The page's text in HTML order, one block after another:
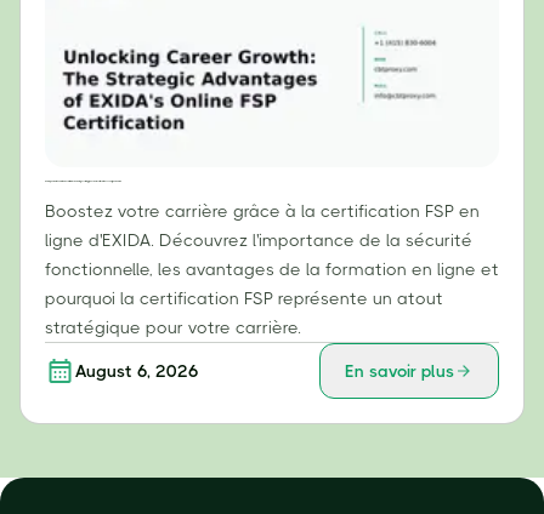
Boostez votre carrière grâce à la certification FSP en
ligne d'EXIDA. Découvrez l'importance de la sécurité
fonctionnelle, les avantages de la formation en ligne et
pourquoi la certification FSP représente un atout
stratégique pour votre carrière.
August 6, 2026 En savoir plus